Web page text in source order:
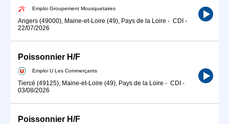
Emploi Groupement Mousquetaires
Angers (49000), Maine-et-Loire (49), Pays de la Loire - CDI -
22/07/2026
Poissonnier H/F
Emploi U Les Commerçants
Tiercé (49125), Maine-et-Loire (49), Pays de la Loire - CDI -
03/08/2026
Poissonnier H/F